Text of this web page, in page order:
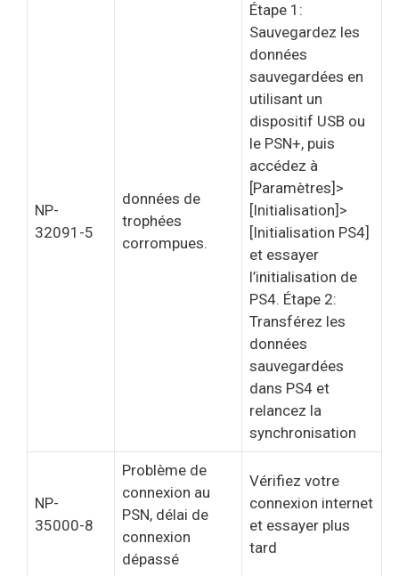
NP-
32091-5
données de
trophées
corrompues.
Étape 1:
Sauvegardez les
données
sauvegardées en
utilisant un
dispositif USB ou
le PSN+, puis
accédez à
[Paramètres]>
[Initialisation]>
[Initialisation PS4]
et essayer
l’initialisation de
PS4. Étape 2:
Transférez les
données
sauvegardées
dans PS4 et
relancez la
synchronisation
NP-
35000-8
Problème de
connexion au
PSN, délai de
connexion
dépassé
Vérifiez votre
connexion internet
et essayer plus
tard